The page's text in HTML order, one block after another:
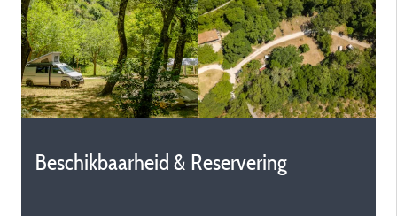
Beschikbaarheid & Reservering